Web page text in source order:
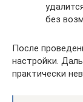
без
После
настройки.
практически